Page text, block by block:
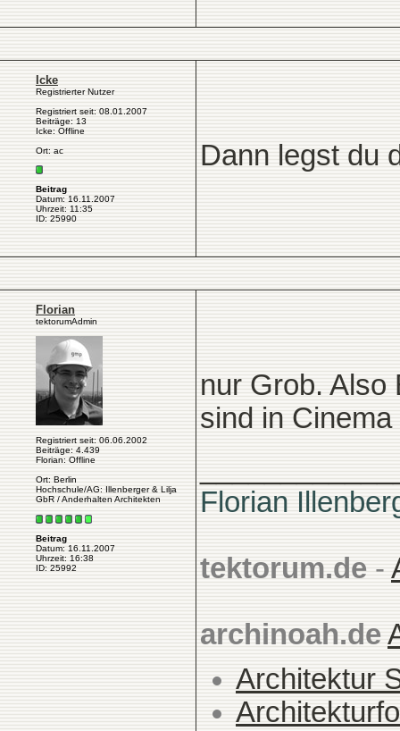
Icke
Registrierter Nutzer
Registriert seit: 08.01.2007
Beiträge: 13
Icke: Offline
Ort: ac
Beitrag
Datum: 16.11.2007
Uhrzeit: 11:35
ID: 25990
Dann legst du
Florian
tektorumAdmin
Registriert seit: 06.06.2002
Beiträge: 4.439
Florian: Offline
Ort: Berlin
Hochschule/AG: Illenberger & Lilja
GbR / Anderhalten Architekten
Beitrag
Datum: 16.11.2007
Uhrzeit: 16:38
ID: 25992
nur Grob. Also
sind in
Florian
tektorum.de -
archinoah.de
Architektur